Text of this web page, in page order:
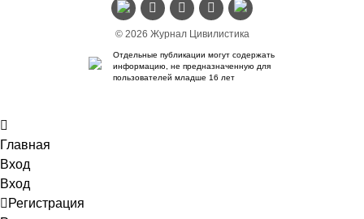
© 2026 Журнал Цивилистика
Отдельные публикации могут содержать
информацию, не предназначенную для
пользователей младше 16 лет
Главная
Вход
Вход
Регистрация